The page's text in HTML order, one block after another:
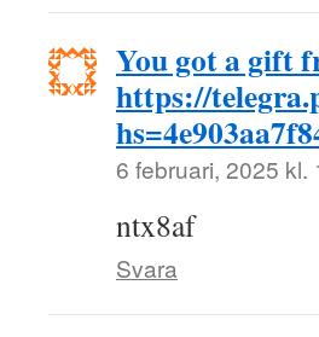
You got a gift
https://
6 februari, 2025 kl.
ntx8af
Svara